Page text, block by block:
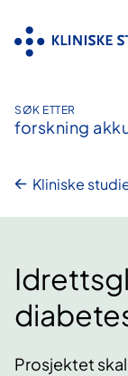
innhold
SØK ETTER
forskning
Kliniske
Prosjektet